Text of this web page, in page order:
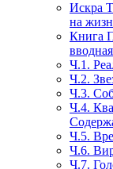
Искра
на
Книга
вводная
Ч.1.
Ч.2.
Ч.3.
Ч.4.
Ч.5.
Ч.6.
Ч.7.